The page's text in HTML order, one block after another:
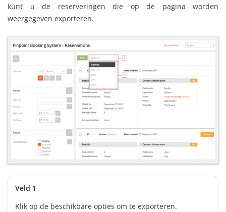
kunt u de reserveringen die op de pagina worden
weergegeven exporteren.
Veld 1
Klik op de beschikbare opties om te exporteren.